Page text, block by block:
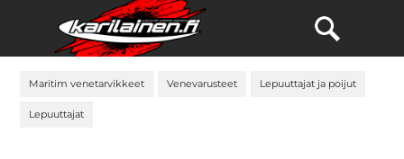
Maritim venetarvikkeet Venevarusteet Lepuuttajat ja poijut
Lepuuttajat